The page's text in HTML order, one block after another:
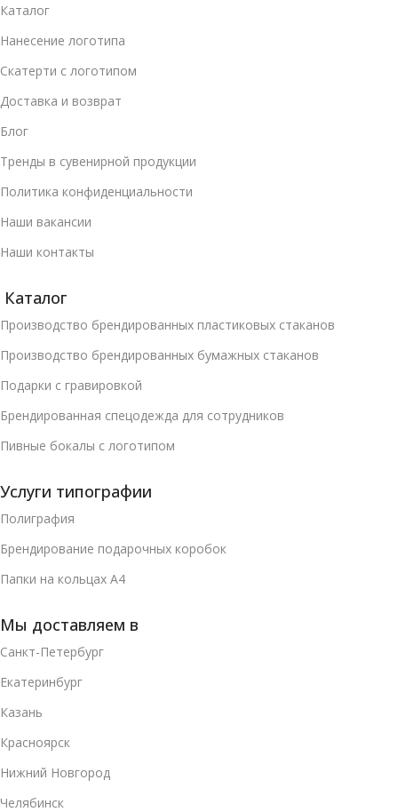
Каталог
Нанесение логотипа
Скатерти с логотипом
Доставка и возврат
Блог
Тренды в сувенирной продукции
Политика конфиденциальности
Наши вакансии
Наши контакты
Каталог
Производство брендированных пластиковых стаканов
Производство брендированных бумажных стаканов
Подарки с гравировкой
Брендированная спецодежда для сотрудников
Пивные бокалы с логотипом
Услуги типографии
Полиграфия
Брендирование подарочных коробок
Папки на кольцах А4
Мы доставляем в
Санкт-Петербург
Екатеринбург
Казань
Красноярск
Нижний Новгород
Челябинск